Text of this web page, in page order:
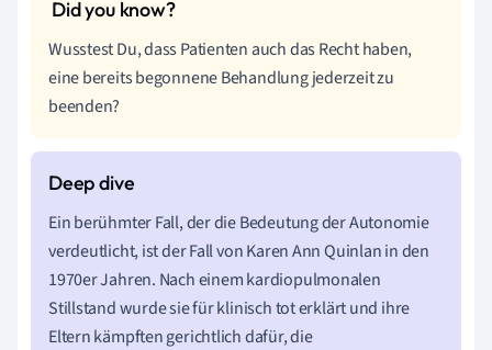
Wusstest Du, dass Patienten auch das Recht haben,
eine bereits begonnene Behandlung jederzeit zu
beenden?
Ein berühmter Fall, der die Bedeutung der Autonomie
verdeutlicht, ist der Fall von Karen Ann Quinlan in den
1970er Jahren. Nach einem kardiopulmonalen
Stillstand wurde sie für klinisch tot erklärt und ihre
Eltern kämpften gerichtlich dafür, die